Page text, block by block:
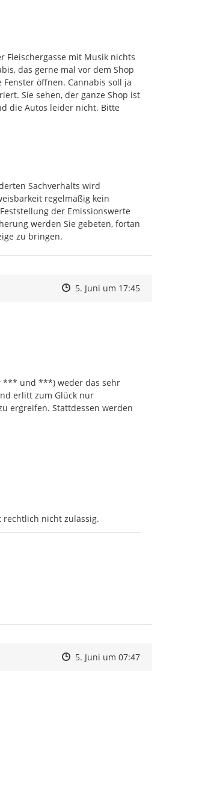
Fleischergasse mit Musik nichts
das gerne mal vor dem Shop
öffnen. Cannabis soll ja
Sie sehen, der ganze Shop ist
die Autos leider nicht. Bitte
Sachverhalts wird
regelmäßig kein
der Emissionswerte
werden Sie gebeten, fortan
zu bringen.
Zeitpunkt des Erstellens
Zeitpunkt des Erstellens
5. Juni um 17:45Zur Äußerung
*** und ***) weder das sehr
erlitt zum Glück nur
ergreifen. Stattdessen werden
rechtlich nicht zulässig.
Zeitpunkt des Erstellens
Zeitpunkt des Erstellens
5. Juni um 07:47Zur Äußerung